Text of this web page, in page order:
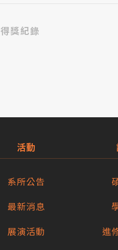
得獎紀錄
活動
系所公告
最新消息
展演活動
進